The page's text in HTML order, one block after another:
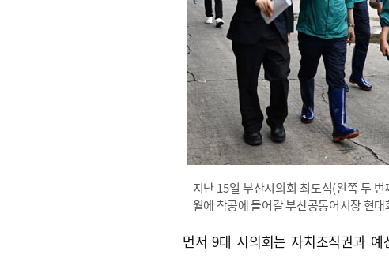
지난 15일 부산시의회 최도석(왼쪽 두
월에 착공에 들어갈 부산공동어시장 현
먼저 9대 시의회는 자치조직권과 예